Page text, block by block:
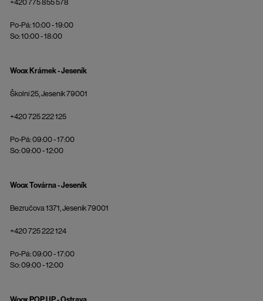
+420 775 855 578
Po-Pá: 10:00 - 19:00
So: 10:00 - 18:00
Woox Krámek - Jeseník
Školní 25, Jeseník 79001
+420 725 222 125
Po-Pá: 09:00 - 17:00
So: 09:00 - 12:00
Woox Továrna - Jeseník
Bezručova 1371, Jeseník 79001
+420 725 222 124
Po-Pá: 09:00 - 17:00
So: 09:00 - 12:00